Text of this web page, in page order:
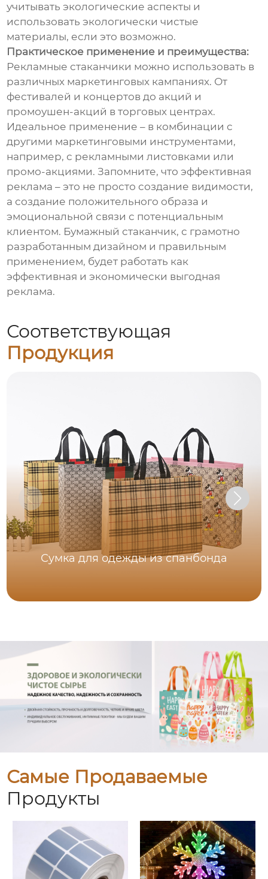
учитывать экологические аспекты и
использовать экологически чистые
материалы, если это возможно.
Практическое применение и преимущества:
Рекламные стаканчики можно использовать в
различных маркетинговых кампаниях. От
фестивалей и концертов до акций и
промоушен-акций в торговых центрах.
Идеальное применение – в комбинации с
другими маркетинговыми инструментами,
например, с рекламными листовками или
промо-акциями. Запомните, что эффективная
реклама – это не просто создание видимости,
а создание положительного образа и
эмоциональной связи с потенциальным
клиентом. Бумажный стаканчик, с грамотно
разработанным дизайном и правильным
применением, будет работать как
эффективная и экономически выгодная
реклама.
Соответствующая
Продукция
Сумка для одежды из спанбонда
Самые Продаваемые
Продукты